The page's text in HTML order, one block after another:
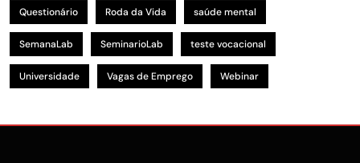
Questionário Roda da Vida saúde mental
SemanaLab SeminarioLab teste vocacional
Universidade Vagas de Emprego Webinar